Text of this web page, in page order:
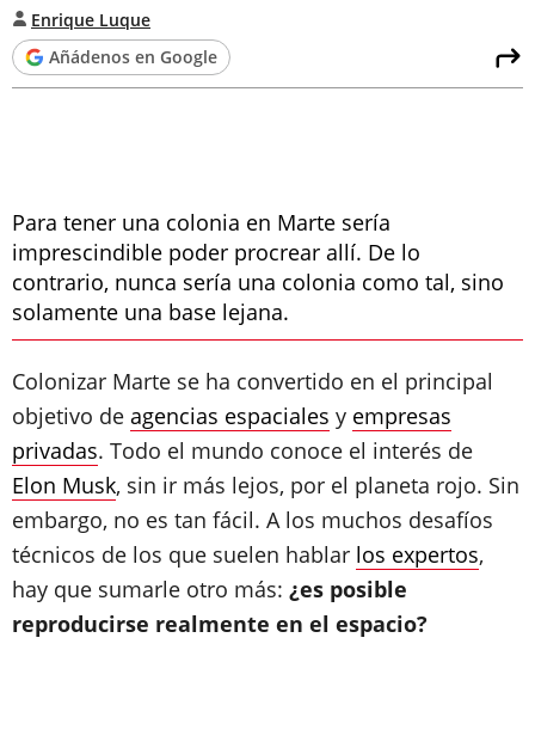
Enrique Luque
Añádenos en Google
Para tener una colonia en Marte sería
imprescindible poder procrear allí. De lo
contrario, nunca sería una colonia como tal, sino
solamente una base lejana.
Colonizar Marte se ha convertido en el principal
objetivo de agencias espaciales y empresas
privadas. Todo el mundo conoce el interés de
Elon Musk, sin ir más lejos, por el planeta rojo. Sin
embargo, no es tan fácil. A los muchos desafíos
técnicos de los que suelen hablar los expertos,
hay que sumarle otro más: ¿es posible
reproducirse realmente en el espacio?